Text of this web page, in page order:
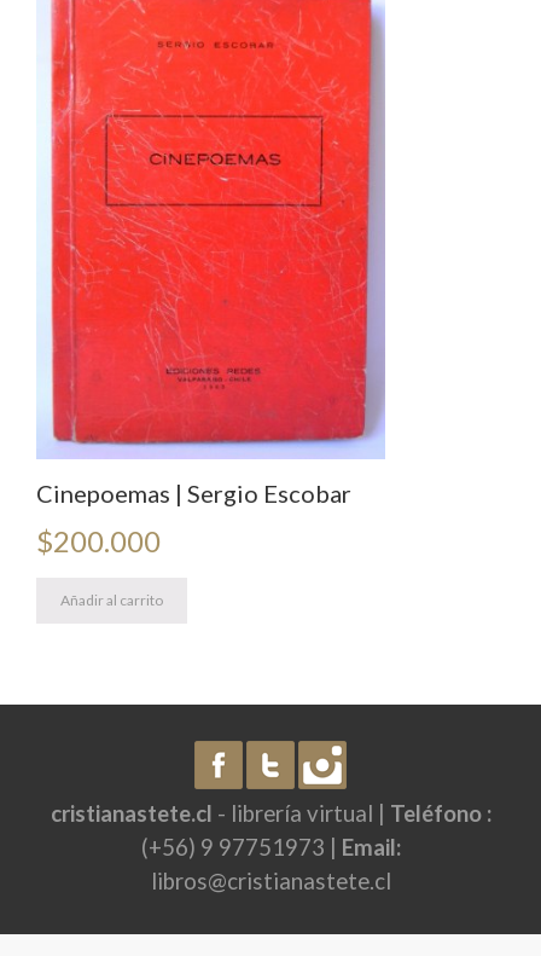
Cinepoemas | Sergio Escobar
$200.000
Añadir al carrito
cristianastete.cl - librería virtual | Teléfono :
(+56) 9 97751973 | Email:
libros@cristianastete.cl